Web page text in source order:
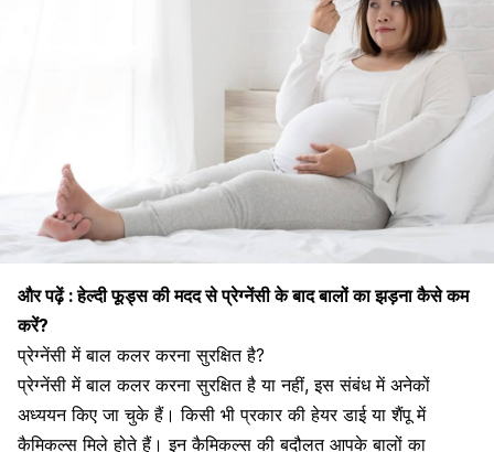
और पढ़ें :हेल्दी फूड्स की मदद से प्रेग्नेंसी के बाद बालों का झड़ना कैसे कम
करें?
प्रेग्नेंसी में बाल कलर करना सुरक्षित है?
प्रेग्नेंसी में बाल कलर करना सुरक्षित है या नहीं, इस संबंध में अनेकों
अध्ययन किए जा चुके हैं।किसी भी प्रकार की हेयर डाई या शैंपू में
कैमिकल्स मिले होते हैं। इन कैमिकल्स की बदौलत आपके बालों का